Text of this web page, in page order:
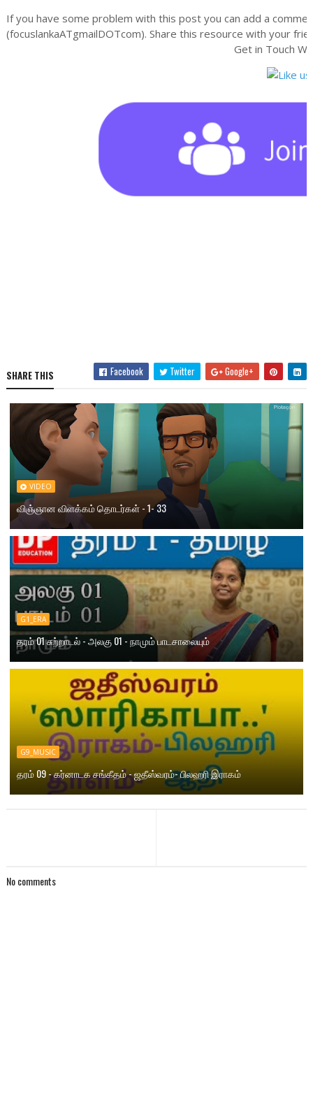
If you have some problem with this post you can add a
(focuslankaATgmailDOTcom). Share this resource with your
Get in Touch
SHARE THIS Facebook Twitter Google+
VIDEO
விஞ்ஞான விளக்கம் தொடர்கள் - 1- 33
G1_ERA
தரம் 01 சுற்றாடல் - அலகு 01 - நாமும் பாடசாலையும்
G9_MUSIC
தரம் 09 - கர்னாடக சங்கீதம் - ஜதீஸ்வரம்- பிலஹரி இராகம்
No comments